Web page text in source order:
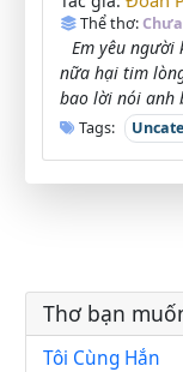
Thể thơ:
Em yêu người
nữa hại tim
bao lời nói anh
Tags:
Thơ bạn
Tôi Cùng Hắn